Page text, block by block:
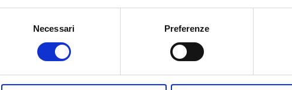
Con il tuo consenso, vorremmo anche:
raccogliere informazioni sulla tua posizione geografica, con
digitali).
modificare o ritirare il tuo consenso in qualsiasi momento dalla
Necessari Preferenze
INSEGNAMENTI
Insegnamenti attivi nel periodo selezionato:
Clicca sull'insegnamento per vedere orari e dettagli